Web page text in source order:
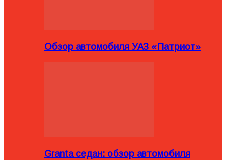
Обзор автомобиля УАЗ «Патриот»
Granta седан: обзор автомобиля